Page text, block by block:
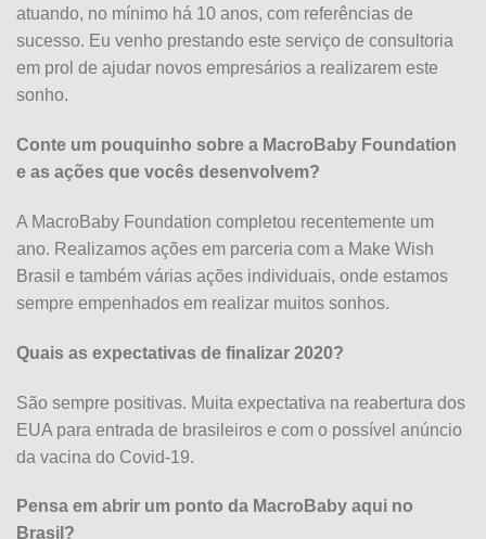
atuando, no mínimo há 10 anos, com referências de
sucesso. Eu venho prestando este serviço de consultoria
em prol de ajudar novos empresários a realizarem este
sonho.
Conte um pouquinho sobre a MacroBaby Foundation
e as ações que vocês desenvolvem?
A MacroBaby Foundation completou recentemente um
ano. Realizamos ações em parceria com a Make Wish
Brasil e também várias ações individuais, onde estamos
sempre empenhados em realizar muitos sonhos.
Quais as expectativas de finalizar 2020?
São sempre positivas. Muita expectativa na reabertura dos
EUA para entrada de brasileiros e com o possível anúncio
da vacina do Covid-19.
Pensa em abrir um ponto da MacroBaby aqui no
Brasil?